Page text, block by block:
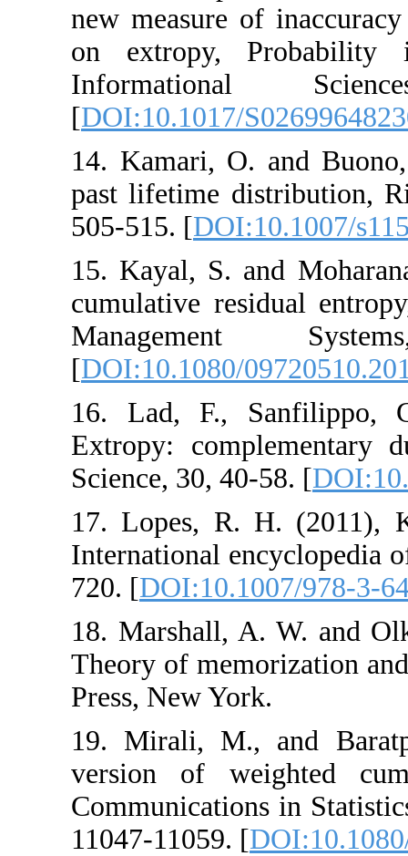
new measure of
on extropy,
[DOI:10.1017/
14. Kamari, O.
past lifetime
505-515. [
15. Kayal, S.
cumulative
[DOI:10.1080/
16. Lad, F.,
Extropy:
Science, 30, 40-
17. Lopes, R.
International
720. [
18. Marshall, A.
Theory of
Press, New York.
19. Mirali, M.,
version of
Communications
‎11047-11059. [